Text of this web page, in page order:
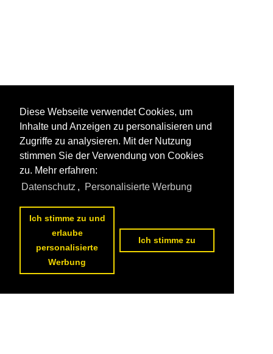
Diese Webseite verwendet Cookies, um
Inhalte und Anzeigen zu personalisieren und
Zugriffe zu analysieren. Mit der Nutzung
stimmen Sie der Verwendung von Cookies
zu. Mehr erfahren:
Datenschutz , Personalisierte Werbung
Ich stimme zu und
erlaube
personalisierte
Werbung
Ich stimme zu